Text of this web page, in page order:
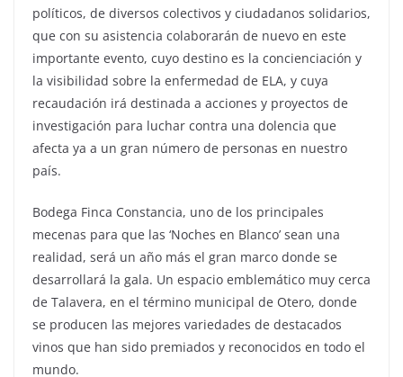
políticos, de diversos colectivos y ciudadanos solidarios,
que con su asistencia colaborarán de nuevo en este
importante evento, cuyo destino es la concienciación y
la visibilidad sobre la enfermedad de ELA, y cuya
recaudación irá destinada a acciones y proyectos de
investigación para luchar contra una dolencia que
afecta ya a un gran número de personas en nuestro
país.
Bodega Finca Constancia, uno de los principales
mecenas para que las ‘Noches en Blanco’ sean una
realidad, será un año más el gran marco donde se
desarrollará la gala. Un espacio emblemático muy cerca
de Talavera, en el término municipal de Otero, donde
se producen las mejores variedades de destacados
vinos que han sido premiados y reconocidos en todo el
mundo.